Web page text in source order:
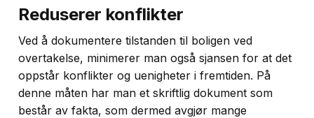
Reduserer konflikter
Ved å dokumentere tilstanden til boligen ved
overtakelse, minimerer man også sjansen for at det
oppstår konflikter og uenigheter i fremtiden. På
denne måten har man et skriftlig dokument som
består av fakta, som dermed avgjør mange